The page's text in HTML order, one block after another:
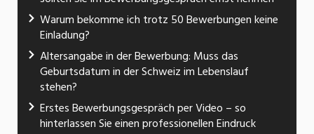
Warum bekomme ich trotz 50 Bewerbungen keine
Einladung?
Altersangabe in der Bewerbung: Muss das
Geburtsdatum in der Schweiz im Lebenslauf
stehen?
Erstes Bewerbungsgespräch per Video – so
hinterlassen Sie einen professionellen Eindruck